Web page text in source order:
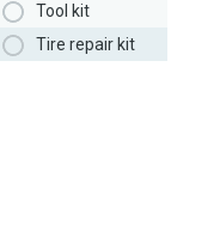
Tool kit
Tire repair kit